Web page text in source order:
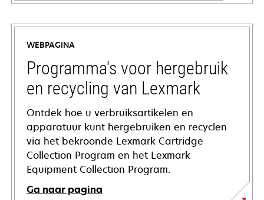
opens
in
new
tab
WEBPAGINA
Programma's voor hergebruik
en recycling van Lexmark
Ontdek hoe u verbruiksartikelen en
apparatuur kunt hergebruiken en recyclen
via het bekroonde Lexmark Cartridge
Collection Program en het Lexmark
Equipment Collection Program.
Ga naar pagina